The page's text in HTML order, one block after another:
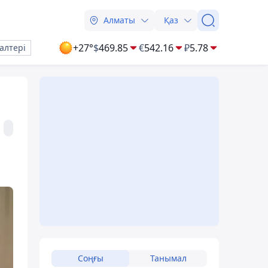
Алматы Қаз
+27°$469.85 €542.16 ₽5.78
Соңғы Танымал